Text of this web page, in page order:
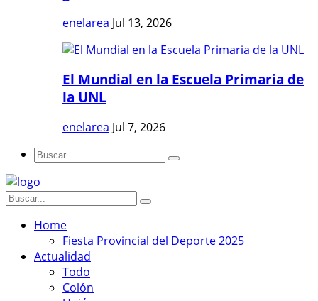
enelarea Jul 13, 2026
El Mundial en la Escuela Primaria de
la UNL
enelarea Jul 7, 2026
Home
Fiesta Provincial del Deporte 2025
Actualidad
Todo
Colón